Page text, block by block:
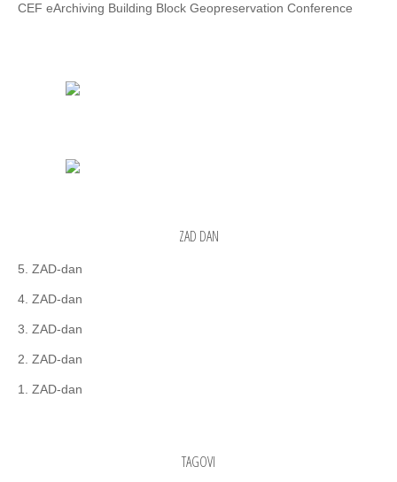
CEF eArchiving Building Block Geopreservation Conference
ZAD DAN
5. ZAD-dan
4. ZAD-dan
3. ZAD-dan
2. ZAD-dan
1. ZAD-dan
TAGOVI